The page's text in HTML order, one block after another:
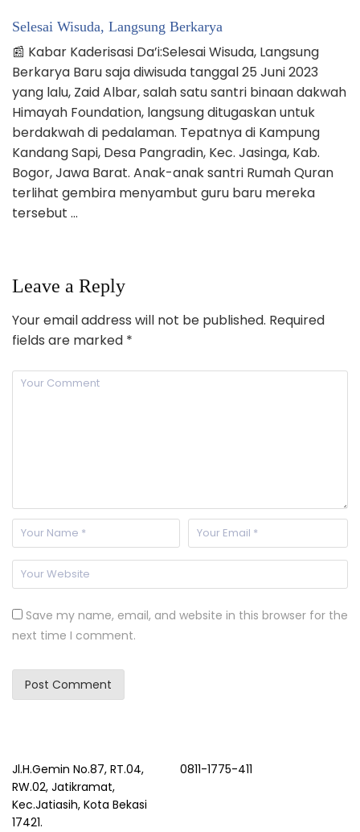
Selesai Wisuda, Langsung Berkarya
📰 Kabar Kaderisasi Da’i:Selesai Wisuda, Langsung
Berkarya Baru saja diwisuda tanggal 25 Juni 2023
yang lalu, Zaid Albar, salah satu santri binaan dakwah
Himayah Foundation, langsung ditugaskan untuk
berdakwah di pedalaman. Tepatnya di Kampung
Kandang Sapi, Desa Pangradin, Kec. Jasinga, Kab.
Bogor, Jawa Barat. Anak-anak santri Rumah Quran
terlihat gembira menyambut guru baru mereka
tersebut …
Leave a Reply
Your email address will not be published. Required
fields are marked *
Save my name, email, and website in this browser for the
next time I comment.
Jl.H.Gemin No.87, RT.04,
RW.02, Jatikramat,
Kec.Jatiasih, Kota Bekasi
17421.
0811-1775-411